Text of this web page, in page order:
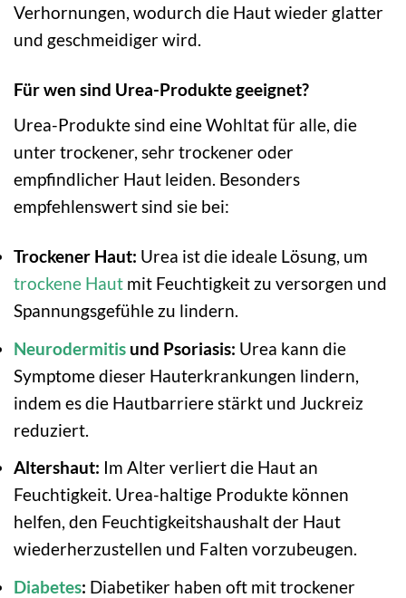
Verhornungen, wodurch die Haut wieder glatter
und geschmeidiger wird.
Für wen sind Urea-Produkte geeignet?
Urea-Produkte sind eine Wohltat für alle, die
unter trockener, sehr trockener oder
empfindlicher Haut leiden. Besonders
empfehlenswert sind sie bei:
Trockener Haut: Urea ist die ideale Lösung, um
trockene Haut mit Feuchtigkeit zu versorgen und
Spannungsgefühle zu lindern.
Neurodermitis und Psoriasis: Urea kann die
Symptome dieser Hauterkrankungen lindern,
indem es die Hautbarriere stärkt und Juckreiz
reduziert.
Altershaut: Im Alter verliert die Haut an
Feuchtigkeit. Urea-haltige Produkte können
helfen, den Feuchtigkeitshaushalt der Haut
wiederherzustellen und Falten vorzubeugen.
Diabetes: Diabetiker haben oft mit trockener